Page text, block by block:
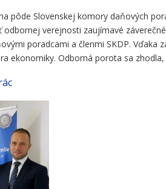
pôde Slovenskej komory daňových
verejnosti zaujímavé
poradcami a členmi SKDP. Vďaka
ekonomiky. Odborná porota sa